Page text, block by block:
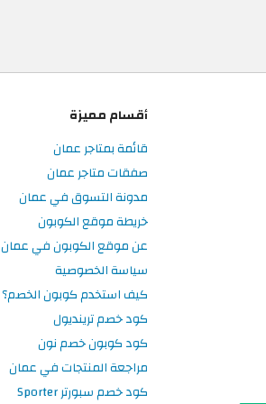
أقسام مميزة
قائمة بمتاجر عمان
صفقات متاجر عمان
مدونة التسوق في عمان
خريطة موقع الكوبون
عن موقع الكوبون في عمان
سياسة الخصوصية
كيف استخدم كوبون الخصم؟
كود خصم ترينديول
كود كوبون خصم نون
مراجعة المنتجات في عمان
كود خصم سبورتر Sporter